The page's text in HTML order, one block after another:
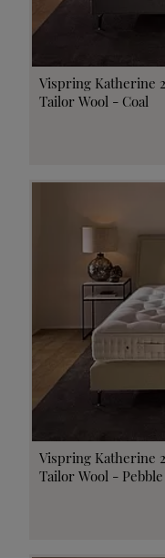
Vispring Katherine
Tailor Wool - Coal
Vispring Katherine
Tailor Wool - Pebble